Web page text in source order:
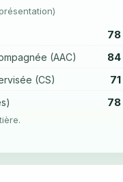
78
(AAC) 84
(CS)
78